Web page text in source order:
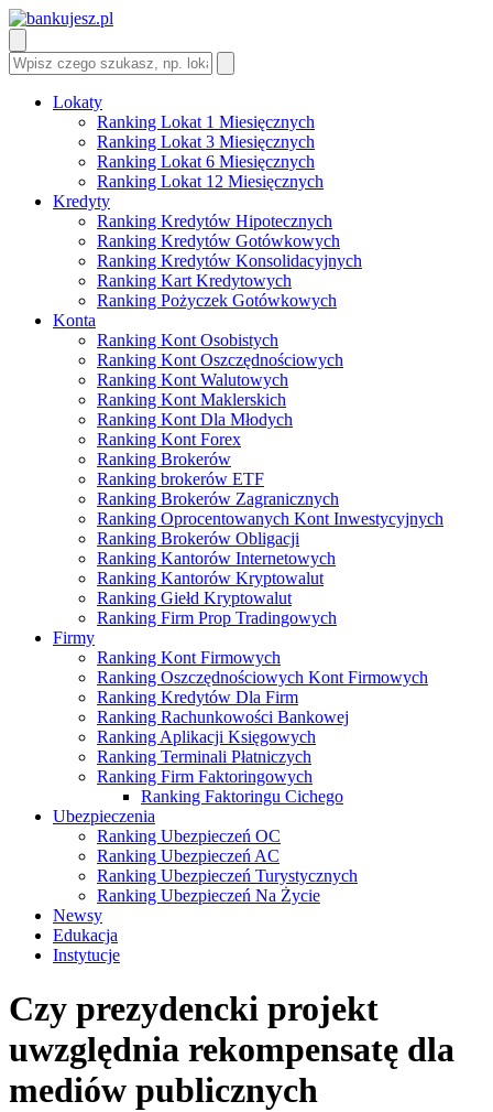
Lokaty
Ranking Lokat 1 Miesięcznych
Ranking Lokat 3 Miesięcznych
Ranking Lokat 6 Miesięcznych
Ranking Lokat 12 Miesięcznych
Kredyty
Ranking Kredytów Hipotecznych
Ranking Kredytów Gotówkowych
Ranking Kredytów Konsolidacyjnych
Ranking Kart Kredytowych
Ranking Pożyczek Gotówkowych
Konta
Ranking Kont Osobistych
Ranking Kont Oszczędnościowych
Ranking Kont Walutowych
Ranking Kont Maklerskich
Ranking Kont Dla Młodych
Ranking Kont Forex
Ranking Brokerów
Ranking brokerów ETF
Ranking Brokerów Zagranicznych
Ranking Oprocentowanych Kont Inwestycyjnych
Ranking Brokerów Obligacji
Ranking Kantorów Internetowych
Ranking Kantorów Kryptowalut
Ranking Giełd Kryptowalut
Ranking Firm Prop Tradingowych
Firmy
Ranking Kont Firmowych
Ranking Oszczędnościowych Kont Firmowych
Ranking Kredytów Dla Firm
Ranking Rachunkowości Bankowej
Ranking Aplikacji Księgowych
Ranking Terminali Płatniczych
Ranking Firm Faktoringowych
Ranking Faktoringu Cichego
Ubezpieczenia
Ranking Ubezpieczeń OC
Ranking Ubezpieczeń AC
Ranking Ubezpieczeń Turystycznych
Ranking Ubezpieczeń Na Życie
Newsy
Edukacja
Instytucje
Czy prezydencki projekt
uwzględnia rekompensatę dla
mediów publicznych